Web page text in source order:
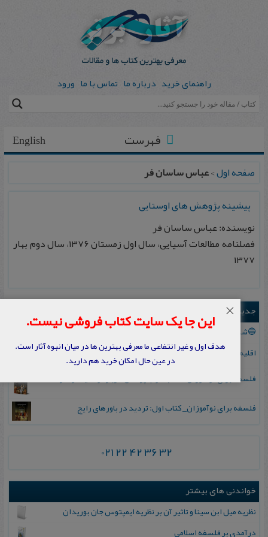
راهنمای خرید درباره ما تماس با ما ورود
English فهرست
صفحه اول>عباس ساسان فر
پیشینه پژوهش های اوستایی
نویسنده: عباس ساسان فر
فصلنامه مطالعات آسیایی، سال اول زمستان ۱۳۷۶، سال دوم بهار
۱۳۷۷
جدیدترین ها
🔵ششمین مدرسه تابستانی انعکاس (حضوری-مجازی) شهریور ۱۴۰۵
اقلیم مورخان؛ مهارت‌های تاریخ ورزی علمی
فلسفه برای نوآموزان_ کتاب دوم: پرسش درباره واقعیت و معرفت
فلسفه برای نوآموزان_ کتاب اول: تردید در باورهای رایج
021 22 42 36 32
خواندنی های بیشتر
نظریه میل ابن سینا و تاثیر آن بر نظریه ایمپتوس جان بوریدان
درآمدی بر فلسفه اسلامی
این جا یک سایت کتاب فروشی نیست.
هدف اول و غیر انتفاعی ما معرفی بهترین ها در میان انبوه آثار است.
در عین حال امکان خرید هم دارید.
×